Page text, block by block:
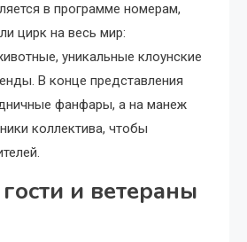
в программе номерам,
цирк на весь мир:
уникальные клоунские
В конце представления
фанфары, а на манеж
коллектива, чтобы
и ветераны